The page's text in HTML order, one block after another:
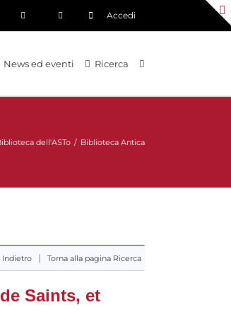
Accedi
News ed eventi Ricerca
dell'ASTo / Biblioteca Antica
Indietro | Torna alla pagina Ricerca
Saints, et